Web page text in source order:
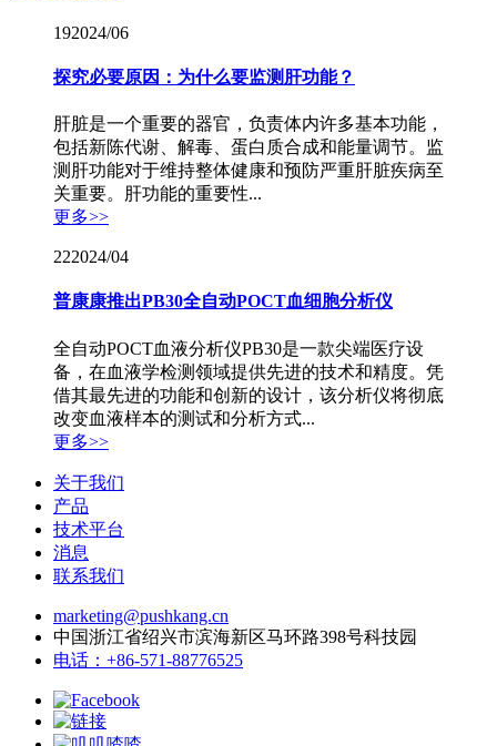
192024/06
探究必要原因：为什么要监测肝功能？
肝脏是一个重要的器官，负责体内许多基本功能，
包括新陈代谢、解毒、蛋白质合成和能量调节。监
测肝功能对于维持整体健康和预防严重肝脏疾病至
关重要。肝功能的重要性...
更多>>
222024/04
普康康推出PB30全自动POCT血细胞分析仪
全自动POCT血液分析仪PB30是一款尖端医疗设
备，在血液学检测领域提供先进的技术和精度。凭
借其最先进的功能和创新的设计，该分析仪将彻底
改变血液样本的测试和分析方式...
更多>>
关于我们
产品
技术平台
消息
联系我们
marketing@pushkang.cn
中国浙江省绍兴市滨海新区马环路398号科技园
电话：+86-571-88776525